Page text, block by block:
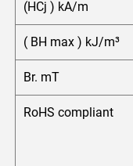
(HCj ) kA/m
( BH max ) kJ/m³
Br. mT
RoHS compliant